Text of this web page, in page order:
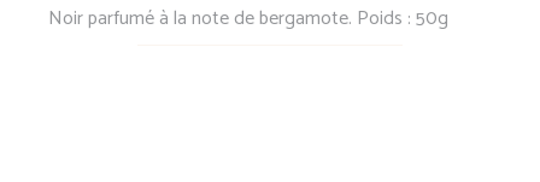
Noir parfumé à la note de bergamote. Poids : 50g